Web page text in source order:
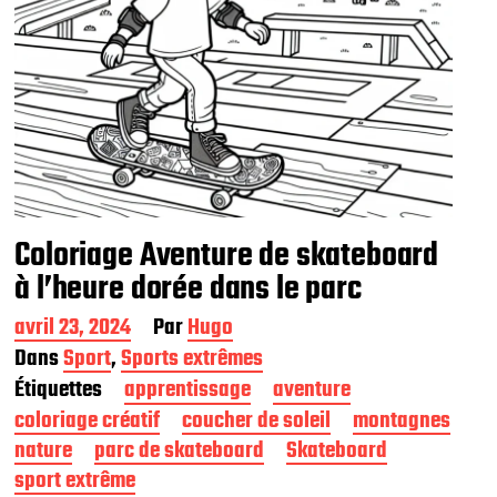
Coloriage Aventure de skateboard
à l’heure dorée dans le parc
D
a
t
e
d
e
p
u
avril 23, 2024 ParHugo
DansSport,Sports extrêmes
Étiquettes
apprentissage
aventure
coloriage créatif
coucher de soleil
montagnes
nature
parc de skateboard
Skateboard
sport extrême